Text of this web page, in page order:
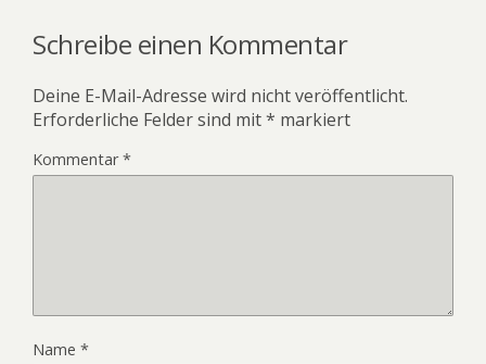
Schreibe einen Kommentar
Deine E-Mail-Adresse wird nicht veröffentlicht.
Erforderliche Felder sind mit* markiert
Kommentar*
Name *